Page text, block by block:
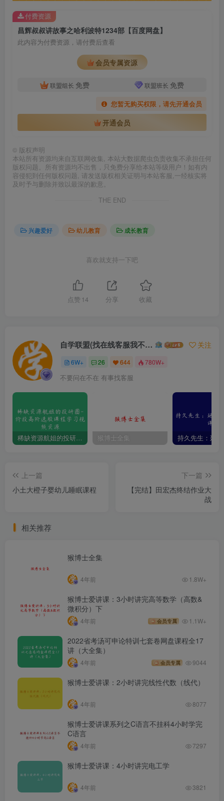
昌辉叔叔讲故事之哈利波特1234部【百度网盘】
此内容为付费资源，请付费后查看
会员专属资源
联盟组长 免费 联盟班长 免费
您暂无购买权限，请先开通会员
开通会员
付费资源
© 版权声明
本站所有资源均来自互联网收集, 本站大数据爬虫负责收集不承担任何
版权问题。所有资源均不出售，只免费分享给本站等级用户！如有内
容侵犯到任何版权问题, 请发送版权相关证明与本站客服,一经核实将
及时予与删除并致以最深的歉意。
THE END
兴趣爱好 幼儿教育 成长教育
喜欢就支持一下吧
点赞 14 分享 收藏
自学联盟(找在线客服我不回信息的) 关注
6W+ 26 644 780W+
不要问在不在 有事找客服
稀缺资源航姐的投研圈-价投高阶选股课程学习视频资源 猴博士全集
上一篇
小土大橙子婴幼儿睡眠课程
下一篇
【完结】田宏杰终结作业大
战
相关推荐
猴博士全集
4年前 1.8W+
猴博士爱讲课：3小时讲完高等数学（高数&
微积分）下
4年前 会员专属 1.1W+
2022省考汤可申论特训七套卷网盘课程全17
讲（大全集）
4年前 会员专属 9044
猴博士爱讲课：2小时讲完线性代数（线代）
4年前 8077
猴博士爱讲课系列之C语言不挂科4小时学完
C语言
4年前 7297
猴博士爱讲课：4小时讲完电工学
4年前 3821